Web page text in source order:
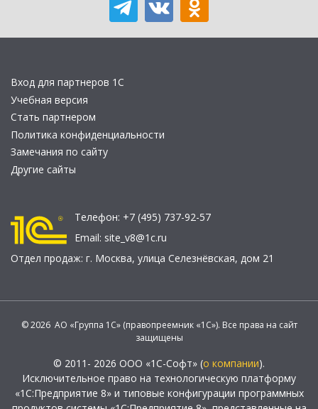
Вход для партнеров 1С
Учебная версия
Стать партнером
Политика конфиденциальности
Замечания по сайту
Другие сайты
Телефон: +7 (495) 737-92-57
Email: site_v8@1c.ru
Отдел продаж: г. Москва, улица Селезнёвская, дом 21
© 2026 АО «Группа 1С» (правопреемник «1С»). Все права на сайт
защищены
© 2011- 2026 ООО «1С-Софт» (о компании).
Исключительное право на технологическую платформу
«1С:Предприятие 8» и типовые конфигурации программных